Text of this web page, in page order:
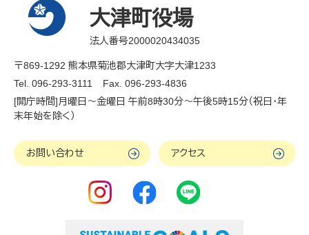
大津町役場
法人番号2000020434035
〒869-1292 熊本県菊池郡大津町大字大津1233
Tel. 096-293-3111
Fax. 096-293-4836
[開庁時間]月曜日～金曜日 午前8時30分～午後5時15分（祝日・年
末年始を除く）
お問い合わせ アクセス